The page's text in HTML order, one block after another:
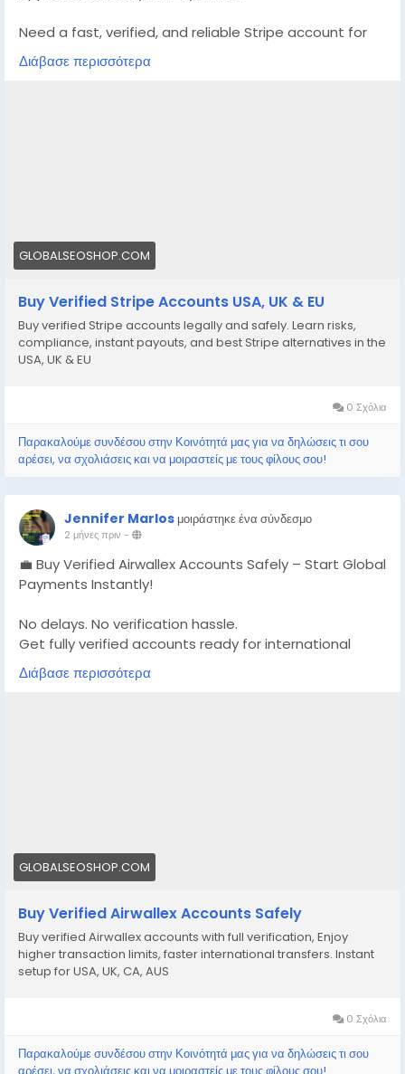
Need a fast, verified, and reliable Stripe account for
your online business?
We offer Buy Verified Stripe Accounts that are fully
📧 Email: Globalseoshop@gmail.com
📱 WhatsApp: +1 864 708 8783
💬 Skype: GlobalSeoShop
📨 Telegram: @GlobalSeoShop
#BuyStripeAccounts
#GlobalSEOShop
Διάβασε περισσότερα
GLOBALSEOSHOP.COM
Buy Verified Stripe Accounts USA, UK & EU
Buy verified Stripe accounts legally and safely. Learn risks,
compliance, instant payouts, and best Stripe alternatives in the
USA, UK & EU
0 Σχόλια
Παρακαλούμε συνδέσου στην Κοινότητά μας για να δηλώσεις τι σου
αρέσει, να σχολιάσεις και να μοιραστείς με τους φίλους σου!
Jennifer Marlos μοιράστηκε ένα σύνδεσμο
2 μήνες πριν -
💼 Buy Verified Airwallex Accounts Safely – Start Global
Payments Instantly!
No delays. No verification hassle.
Get fully verified accounts ready for international
business. 🌍
#Airwallex#BuyVerifiedAccounts
#EcommerceBusiness
#GlobalSEOShop
#AISEO
#DigitalEntrepreneur
Διάβασε περισσότερα
GLOBALSEOSHOP.COM
Buy Verified Airwallex Accounts Safely
Buy verified Airwallex accounts with full verification, Enjoy
higher transaction limits, faster international transfers. Instant
setup for USA, UK, CA, AUS
0 Σχόλια
Παρακαλούμε συνδέσου στην Κοινότητά μας για να δηλώσεις τι σου